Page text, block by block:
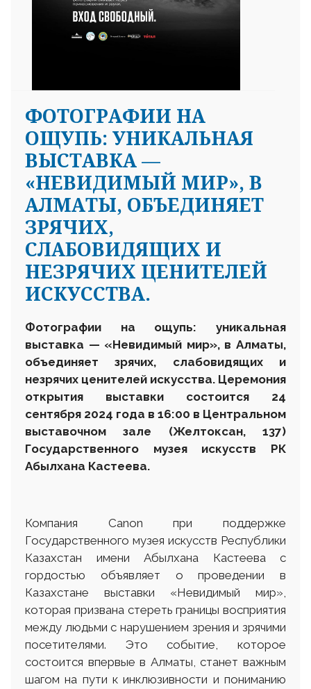
ФОТОГРАФИИ НА
ОЩУПЬ: УНИКАЛЬНАЯ
ВЫСТАВКА —
«НЕВИДИМЫЙ МИР», В
АЛМАТЫ, ОБЪЕДИНЯЕТ
ЗРЯЧИХ,
СЛАБОВИДЯЩИХ И
НЕЗРЯЧИХ ЦЕНИТЕЛЕЙ
ИСКУССТВА.
Фотографии на ощупь: уникальная
выставка — «Невидимый мир», в Алматы,
объединяет зрячих, слабовидящих и
незрячих ценителей искусства. Церемония
открытия выставки состоится 24
сентября 2024 года в 16:00 в Центральном
выставочном зале (Желтоксан, 137)
Государственного музея искусств РК
Абылхана Кастеева.
Компания Canon при поддержке
Государственного музея искусств Республики
Казахстан имени Абылхана Кастеева с
гордостью объявляет о проведении в
Казахстане выставки «Невидимый мир»,
которая призвана стереть границы восприятия
между людьми с нарушением зрения и зрячими
посетителями. Это событие, которое
состоится впервые в Алматы, станет важным
шагом на пути к инклюзивности и пониманию